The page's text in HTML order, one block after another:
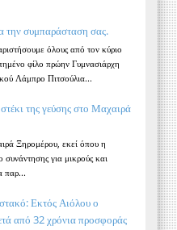
την συμπαράσταση σας.
όλους από τον κύριο
φίλο πρώην Γυμνασιάρχη
Λάμπρο Πιτσούλια...
της γεύσης στο Μαχαιρά
Ξηρομέρου, εκεί όπου η
συνάντησης για μικρούς και
παρ...
Εκτός Αιόλου ο
από 32 χρόνια προσφοράς